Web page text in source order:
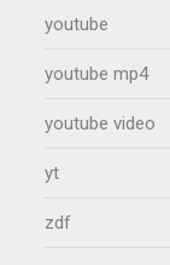
youtube
youtube mp4
youtube video
yt
zdf